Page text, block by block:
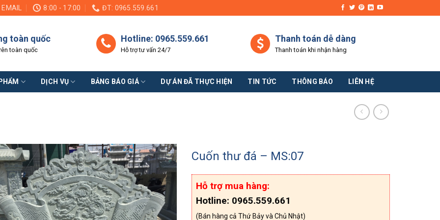
EMAIL 8:00 - 17:00 ĐT: 0965.559.661
toàn quốc
toàn quốc
Hotline: 0965.559.661
Hỗ trợ tư vấn 24/7
Thanh toán dễ dàng
Thanh toán khi nhận hàng
DỊCH VỤ BẢNG BÁO GIÁ DỰ ÁN ĐÃ THỰC HIỆN TIN TỨC THÔNG BÁO LIÊN HỆ
Cuốn thư đá – MS:07
Hỗ trợ mua hàng:
Hotline: 0965.559.661
(Bán hàng cả Thứ Bảy và Chủ Nhật)